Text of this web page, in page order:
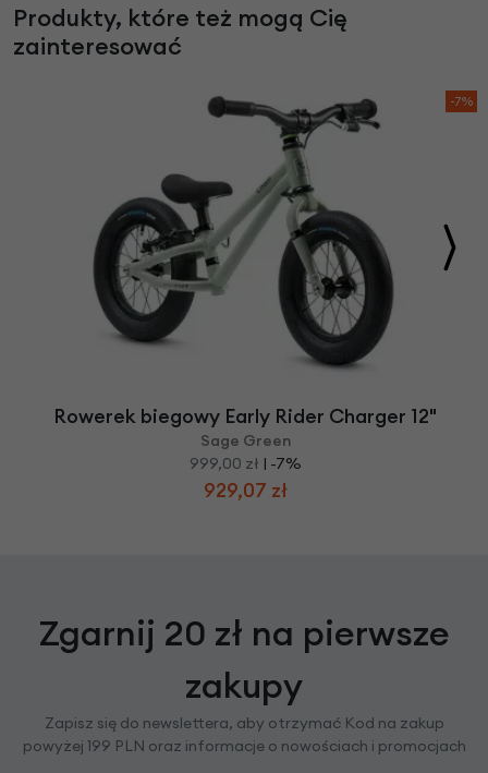
Produkty, które też mogą Cię
zainteresować
-7%
Rowerek biegowy Early Rider Charger 12"
Sage Green
999,00 zł | -7%
929,07 zł
Zgarnij 20 zł na pierwsze
zakupy
Zapisz się do newslettera, aby otrzymać Kod na zakup
powyżej 199 PLN oraz informacje o nowościach i promocjach